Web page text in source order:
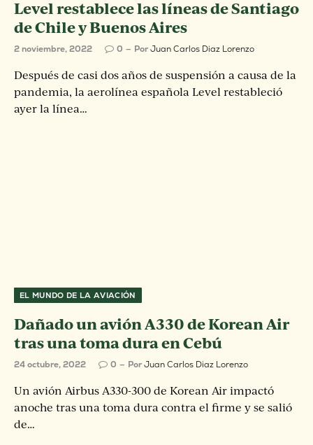
Level restablece las líneas de Santiago
de Chile y Buenos Aires
2 noviembre, 2022 0 PorJuan Carlos Diaz Lorenzo
Después de casi dos años de suspensión a causa de la
pandemia, la aerolínea española Level restableció
ayer la línea…
EL MUNDO DE LA AVIACIÓN
Dañado un avión A330 de Korean Air
tras una toma dura en Cebú
24 octubre, 2022 0 PorJuan Carlos Diaz Lorenzo
Un avión Airbus A330-300 de Korean Air impactó
anoche tras una toma dura contra el firme y se salió
de…